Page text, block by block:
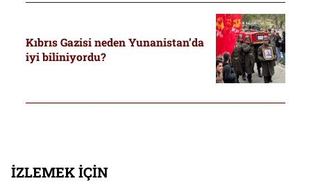
Kıbrıs Gazisi neden Yunanistan’da
iyi biliniyordu?
İZLEMEK İÇİN